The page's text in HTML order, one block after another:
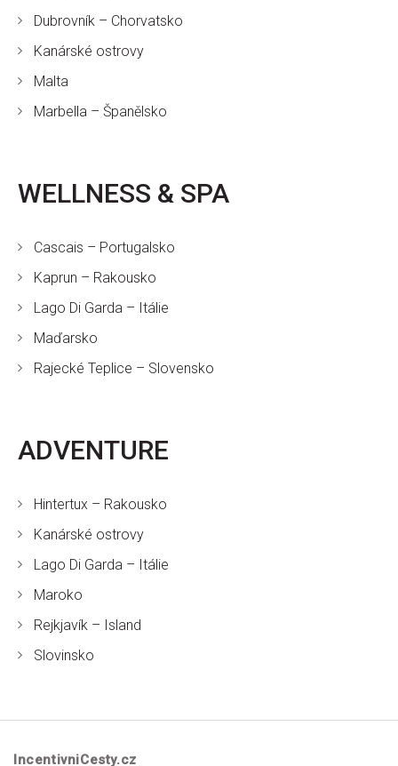
Dubrovník – Chorvatsko
Kanárské ostrovy
Malta
Marbella – Španělsko
WELLNESS & SPA
Cascais – Portugalsko
Kaprun – Rakousko
Lago Di Garda – Itálie
Maďarsko
Rajecké Teplice – Slovensko
ADVENTURE
Hintertux – Rakousko
Kanárské ostrovy
Lago Di Garda – Itálie
Maroko
Rejkjavík – Island
Slovinsko
IncentivniCesty.cz